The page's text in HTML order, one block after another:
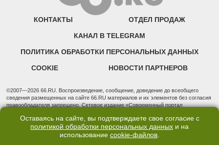
КОНТАКТЫ ОТДЕЛ ПРОДАЖ
КАНАЛ В TELEGRAM
ПОЛИТИКА ОБРАБОТКИ ПЕРСОНАЛЬНЫХ ДАННЫХ
COOKIE НОВОСТИ ПАРТНЕРОВ
©2007—2026 66.RU. Воспроизведение, сообщение, доведение до всеобщего
сведения размещенных на сайте 66.RU материалов и их элементов без согласия
правообладателя запрещено. Сетевое издание «Современный портал
надзору в сфере связи, информационных технологий и массовых коммуникаций
(Роскомнадзор). Регистрационный номер ЭЛ № ФС 77 - 76634 от 02.09.2019
Учредитель: Общество с ограниченной ответственностью "66.ру". Юридический
Оставаясь на сайте, вы подтверждаете свое согласие с
политикой обработки персональных данных и на
использование cookie-файлов.